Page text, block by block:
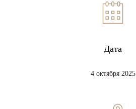
Дата
4 октября 2025